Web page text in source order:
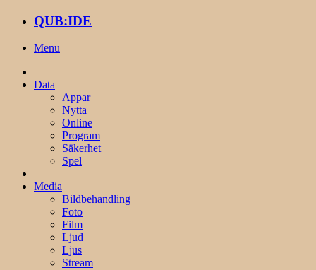
QUB:IDE
Menu
Data
Appar
Nytta
Online
Program
Säkerhet
Spel
Media
Bildbehandling
Foto
Film
Ljud
Ljus
Stream